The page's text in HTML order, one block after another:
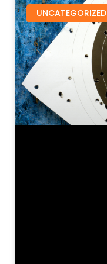
UNCATEGORIZED